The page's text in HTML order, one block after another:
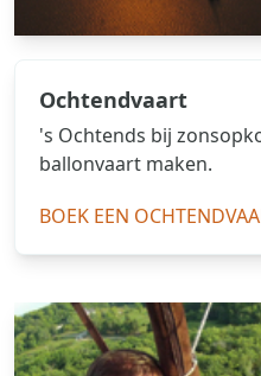
Ochtendvaart
's Ochtends bij
ballonvaart maken.
BOEK EEN